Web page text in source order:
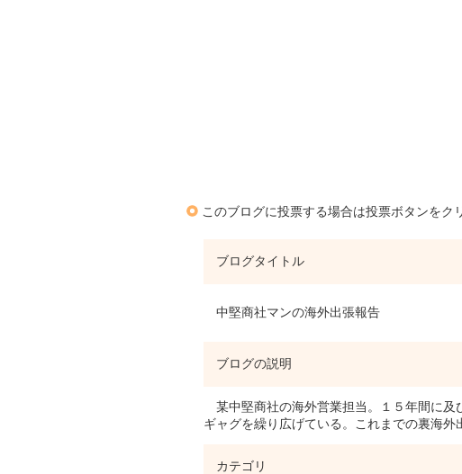
このブログに投票する場合は投票ボタンをク
ブログタイトル
中堅商社マンの海外出張報告
ブログの説明
某中堅商社の海外営業担当。１５年間に及
ギャグを繰り広げている。これまでの裏海外
カテゴリ